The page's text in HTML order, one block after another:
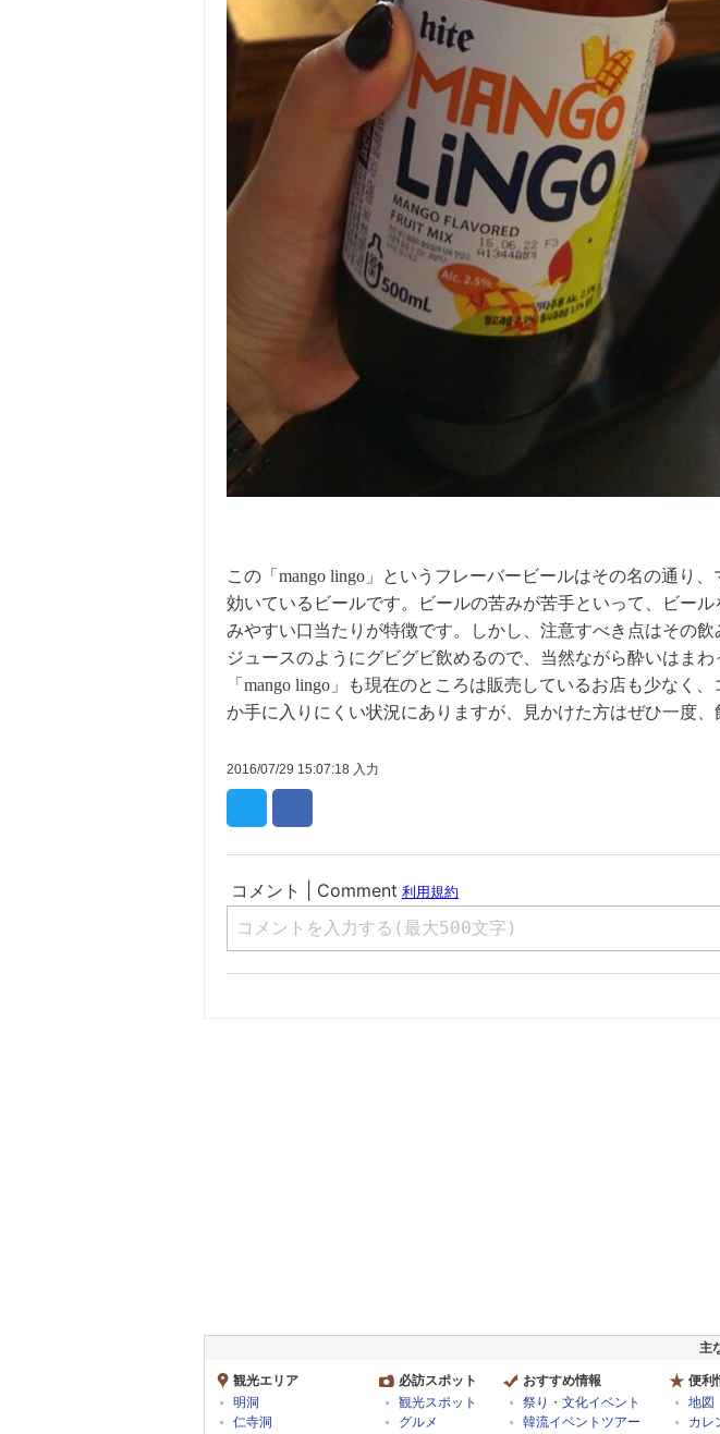
この「mango lingo」というフレーバービールはその名の通り
効いているビールです。ビールの苦みが苦手といって、ビー
みやすい口当たりが特徴です。しかし、注意すべき点はその飲
ジュースのようにグビグビ飲めるので、当然ながら酔いはまわ
「mango lingo」も現在のところは販売しているお店も少なく
か手に入りにくい状況にありますが、見かけた方はぜひ一度、
2016/07/29 15:07:18 入力
主
観光エリア
明洞
仁寺洞
必訪スポット
観光スポット
グルメ
おすすめ情報
祭り・文化イベント
韓流イベントツアー
便利
地図
カレ